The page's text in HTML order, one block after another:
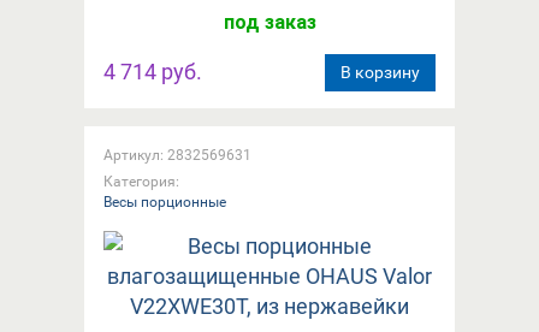
под заказ
4 714 руб. В корзину
Артикул: 2832569631
Категория:
Весы порционные